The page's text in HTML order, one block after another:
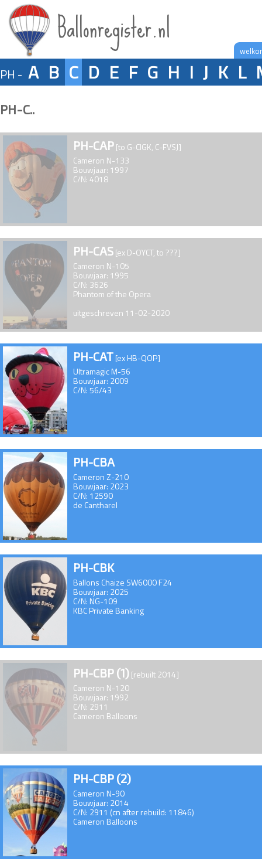
Ballonregister.nl
PH - A B C D E F G H I J K L
PH-C..
PH-CAP[to G-CIGK, C-FVSJ]
Cameron N-133
Bouwjaar: 1997
C/N: 4018
PH-CAS[ex D-OYCT, to ???]
Cameron N-105
Bouwjaar: 1995
C/N: 3626
Phantom of the Opera
uitgeschreven 11-02-2020
PH-CAT[ex HB-QOP]
Ultramagic M-56
Bouwjaar: 2009
C/N: 56/43
PH-CBA
Cameron Z-210
Bouwjaar: 2023
C/N: 12590
de Cantharel
PH-CBK
Ballons Chaize SW6000 F24
Bouwjaar: 2025
C/N: NG-109
KBC Private Banking
PH-CBP (1)[rebuilt 2014]
Cameron N-120
Bouwjaar: 1992
C/N: 2911
Cameron Balloons
PH-CBP (2)
Cameron N-90
Bouwjaar: 2014
C/N: 2911 (cn after rebuild: 11846)
Cameron Balloons